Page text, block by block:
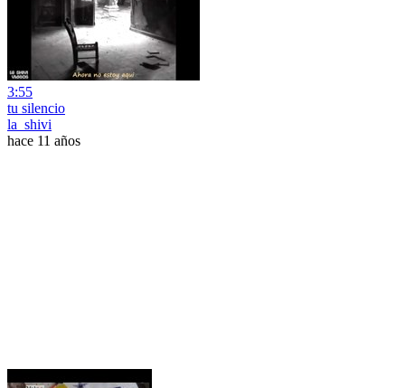
3:55
tu silencio
la_shivi
hace 11 años